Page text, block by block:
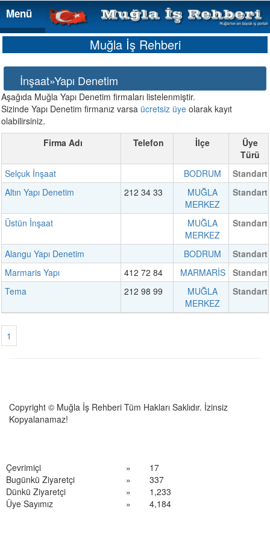
Menü
Menü
Muğla İş Rehberi
İnşaat»Yapı Denetim
Aşağıda Muğla Yapı Denetim firmaları listelenmiştir.
Sizinde Yapı Denetim firmanız varsa ücretsiz üye olarak kayıt
olabilirsiniz.
Firma Adı
Telefon İlçe
Üye
Türü
Selçuk İnşaat
BODRUM
Standart
Altın Yapı Denetim
212 34 33
MUĞLA
MERKEZ
Standart
Üstün İnşaat
MUĞLA
MERKEZ
Standart
Alangu Yapı Denetim BODRUM
Standart
Marmaris Yapı
412 72 84 MARMARİS
Standart
Tema
212 98 99
MUĞLA
MERKEZ
Standart
1
Copyright © Muğla İş Rehberi Tüm Hakları Saklıdır. İzinsiz
Kopyalanamaz!
Çevrimiçi »
17
Bugünkü Ziyaretçi
»
337
Dünkü Ziyaretçi
»
1,233
Üye Sayımız
» 4,184